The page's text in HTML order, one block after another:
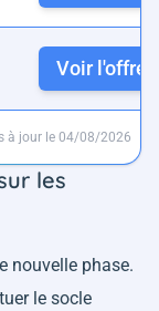
Voir l'offre
à jour le 04/08/2026
les
nouvelle phase.
le socle